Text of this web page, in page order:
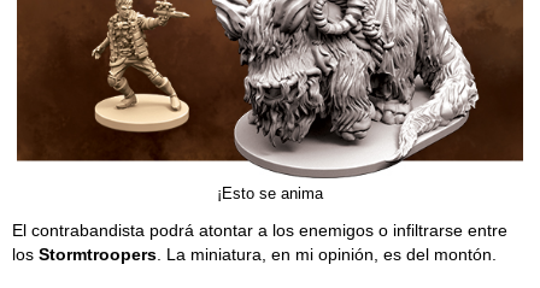
¡Esto se anima
El contrabandista podrá atontar a los enemigos o infiltrarse entre
los Stormtroopers . La miniatura, en mi opinión, es del montón.